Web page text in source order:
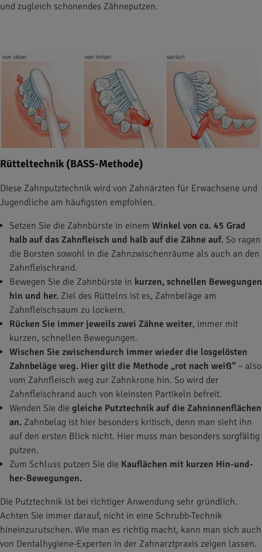
und zugleich schonendes Zähneputzen.
Rütteltechnik (BASS-Methode)
Diese Zahnputztechnik wird von Zahnärzten für Erwachsene und
Jugendliche am häufigsten empfohlen.
Setzen Sie die Zahnbürste in einem Winkel von ca. 45 Grad
halb auf das Zahnfleisch und halb auf die Zähne auf. So ragen
die Borsten sowohl in die Zahnzwischenräume als auch an den
Zahnfleischrand.
Bewegen Sie die Zahnbürste in kurzen, schnellen Bewegungen
hin und her. Ziel des Rüttelns ist es, Zahnbeläge am
Zahnfleischsaum zu lockern.
Rücken Sie immer jeweils zwei Zähne weiter, immer mit
kurzen, schnellen Bewegungen.
Wischen Sie zwischendurch immer wieder die losgelösten
Zahnbeläge weg. Hier gilt die Methode „rot nach weiß“ – also
vom Zahnfleisch weg zur Zahnkrone hin. So wird der
Zahnfleischrand auch von kleinsten Partikeln befreit.
Wenden Sie die gleiche Putztechnik auf die Zahninnenflächen
an. Zahnbelag ist hier besonders kritisch, denn man sieht ihn
auf den ersten Blick nicht. Hier muss man besonders sorgfältig
putzen.
Zum Schluss putzen Sie die Kauflächen mit kurzen Hin-und-
her-Bewegungen.
Die Putztechnik ist bei richtiger Anwendung sehr gründlich.
Achten Sie immer darauf, nicht in eine Schrubb-Technik
hineinzurutschen. Wie man es richtig macht, kann man sich auch
von Dentalhygiene-Experten in der Zahnarztpraxis zeigen lassen.